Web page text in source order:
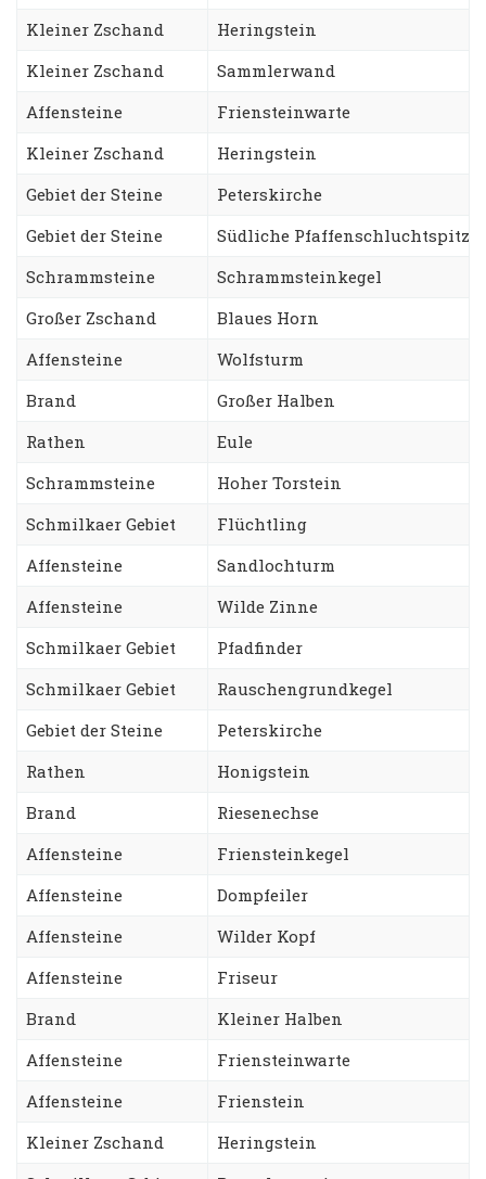
Kleiner Zschand
Heringstein
Kleiner Zschand
Sammlerwand
Affensteine
Friensteinwarte
Kleiner Zschand
Heringstein
Gebiet der Steine
Peterskirche
Gebiet der Steine
Südliche Pfaffenschluchtspitze
Schrammsteine
Schrammsteinkegel
Großer Zschand
Blaues Horn
Affensteine
Wolfsturm
Brand
Großer Halben
Rathen
Eule
Schrammsteine
Hoher Torstein
Schmilkaer Gebiet
Flüchtling
Affensteine
Sandlochturm
Affensteine
Wilde Zinne
Schmilkaer Gebiet
Pfadfinder
Schmilkaer Gebiet
Rauschengrundkegel
Gebiet der Steine
Peterskirche
Rathen
Honigstein
Brand
Riesenechse
Affensteine
Friensteinkegel
Affensteine
Dompfeiler
Affensteine
Wilder Kopf
Affensteine
Friseur
Brand
Kleiner Halben
Affensteine
Friensteinwarte
Affensteine
Frienstein
Kleiner Zschand
Heringstein